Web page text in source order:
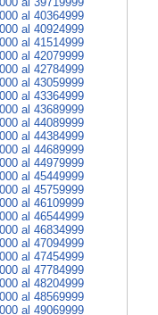
al 40364999
al 40924999
al 41514999
al 42079999
al 42784999
al 43059999
al 43364999
al 43689999
al 44089999
al 44384999
al 44689999
al 44979999
al 45449999
al 45759999
al 46109999
al 46544999
al 46834999
al 47094999
al 47454999
al 47784999
al 48204999
al 48569999
al 49069999